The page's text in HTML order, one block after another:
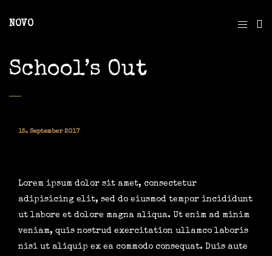
NOVO
School’s Out
15. September 2017
Lorem ipsum dolor sit amet, consectetur
adipisicing elit, sed do eiusmod tempor incididunt
ut labore et dolore magna aliqua. Ut enim ad minim
veniam, quis nostrud exercitation ullamco laboris
nisi ut aliquip ex ea commodo consequat. Duis aute